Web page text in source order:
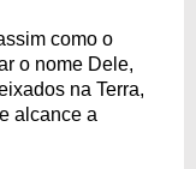
como o
o nome Dele,
na Terra,
alcance a